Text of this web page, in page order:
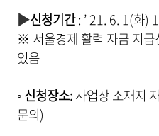
▶신청기간: ’ 21. 6. 1(화)
※ 서울경제 활력 자금 지급
있음
◦신청장소:사업장 소재지
문의)